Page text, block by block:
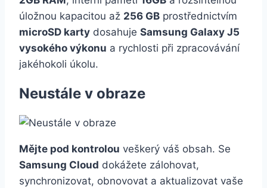
úložnou kapacitou až 256 GB prostřednictvím
microSD karty dosahuje Samsung Galaxy J5
vysokého výkonu a rychlosti při zpracovávání
jakéhokoli úkolu.
Neustále v obraze
Mějte pod kontrolou veškerý váš obsah. Se
Samsung Cloud dokážete zálohovat,
synchronizovat, obnovovat a aktualizovat vaše